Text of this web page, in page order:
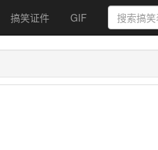
搞笑证件 GIF